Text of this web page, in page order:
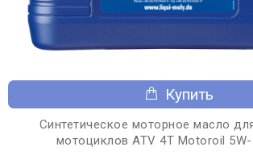
Купить
Синтетическое моторное масло
мотоциклов ATV 4T Motoroil